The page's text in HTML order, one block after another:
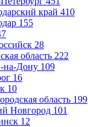
край 410
155
28
область 222
на-Дону 109
16
10
область 199
Новгород 101
12